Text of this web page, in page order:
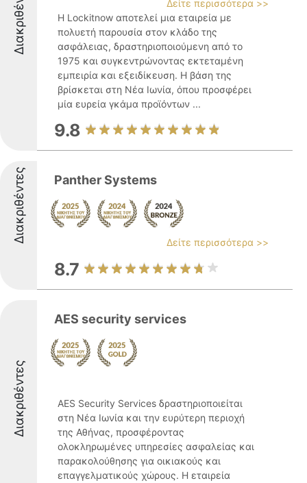
Διακριθέντες
Δείτε περισσότερα >>
Η Lockitnow αποτελεί μια εταιρεία με
πολυετή παρουσία στον κλάδο της
ασφάλειας, δραστηριοποιούμενη από το
1975 και συγκεντρώνοντας εκτεταμένη
εμπειρία και εξειδίκευση. Η βάση της
βρίσκεται στη Νέα Ιωνία, όπου προσφέρει
μία ευρεία γκάμα προϊόντων ...
9.8
Διακριθέντες Panther Systems
Δείτε περισσότερα >>
8.7
Διακριθέντες
AES security services
AES Security Services δραστηριοποιείται
στη Νέα Ιωνία και την ευρύτερη περιοχή
της Αθήνας, προσφέροντας
ολοκληρωμένες υπηρεσίες ασφαλείας και
παρακολούθησης για οικιακούς και
επαγγελματικούς χώρους. Η εταιρεία